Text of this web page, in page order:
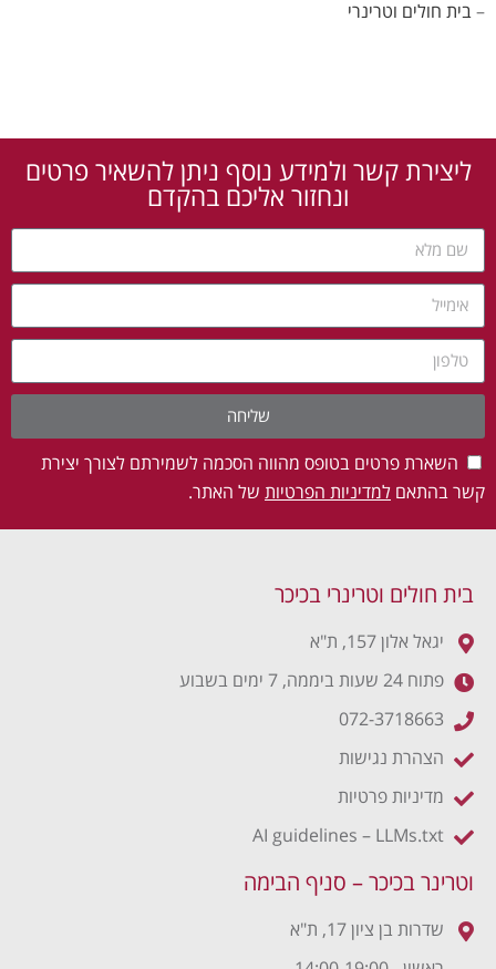
– בית חולים וטרינרי
ליצירת קשר ולמידע נוסף ניתן להשאיר פרטים
ונחזור אליכם בהקדם
השארת פרטים בטופס מהווה הסכמה לשמירתם לצורך יצירת
קשר בהתאם למדיניות הפרטיות של האתר.
שליחה
בית חולים וטרינרי בכיכר
יגאל אלון 157, ת"א
פתוח 24 שעות ביממה, 7 ימים בשבוע
072-3718663
הצהרת נגישות
מדיניות פרטיות
AI guidelines – LLMs.txt
וטרינר בכיכר – סניף הבימה
שדרות בן ציון 17, ת"א